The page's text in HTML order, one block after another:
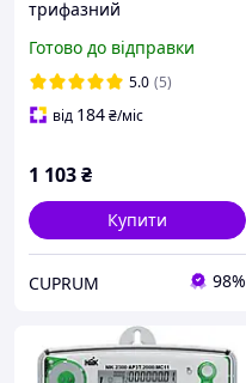
трифазний
рейку 3X230V 400V
Готово до відправки
5.0 (5)
від 184₴/міс
1 103₴
Купити
CUPRUM 98%